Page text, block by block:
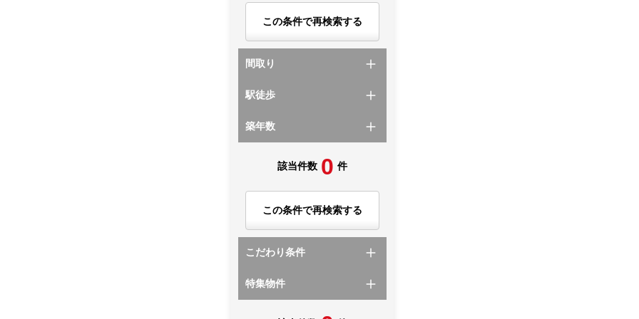
この条件で再検索する
間取り
駅徒歩
築年数
該当件数 0 件
この条件で再検索する
こだわり条件
特集物件